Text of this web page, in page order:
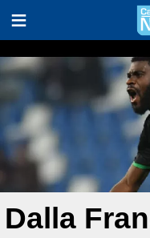
Dalla